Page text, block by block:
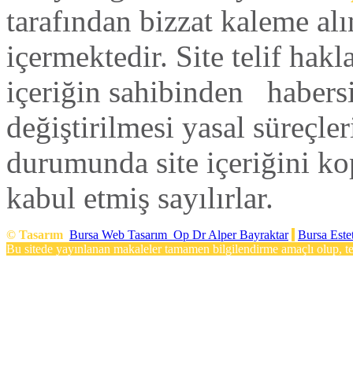
tarafından bizzat kaleme
içermektedir. Site telif
içeriğin sahibinden
değiştirilmesi yasal
durumunda site içeriğini
kabul etmiş sayılırlar.
© Tasarım Bursa Web Tasarım Op Dr Alper Bayraktar
Bursa
Bu sitede yayınlanan makaleler tamamen bilgilendirme amaçlı olup,